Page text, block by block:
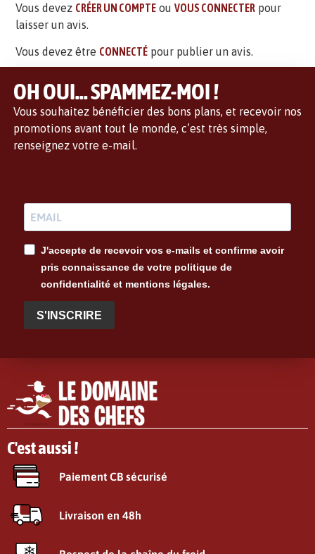
Vous devez CRÉER UN COMPTE ouVOUS CONNECTER pour
laisser un avis.
Vous devez être CONNECTÉ pour publier un avis.
OH OUI... SPAMMEZ-MOI !
Vous souhaitez bénéficier des bons plans, et recevoir nos
promotions avant tout le monde, c’est très simple,
renseignez votre e-mail.
J'accepte de recevoir vos e-mails et confirme avoir
pris connaissance de votre politique de
confidentialité et mentions légales.
S'INSCRIRE
C'est aussi !
Paiement CB sécurisé
Livraison en 48h